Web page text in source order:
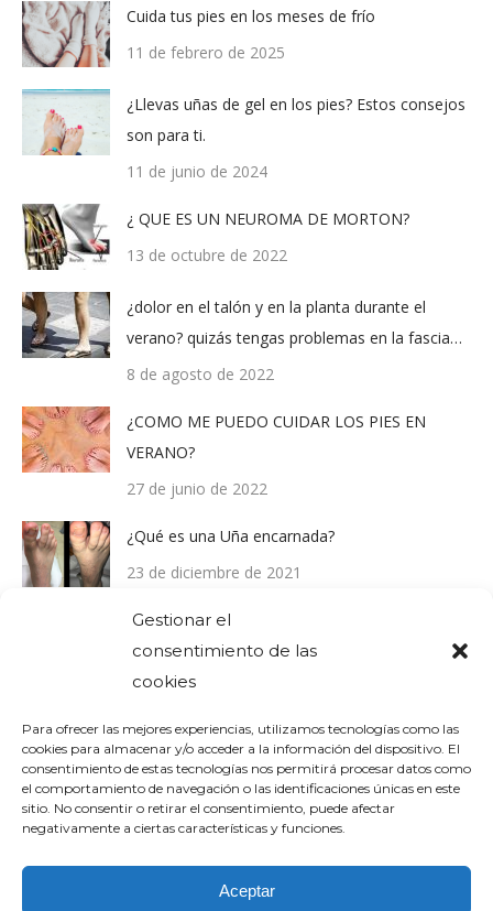
Gestionar el
consentimiento de las
cookies
Para ofrecer las mejores experiencias, utilizamos tecnologías como las
cookies para almacenar y/o acceder a la información del dispositivo. El
consentimiento de estas tecnologías nos permitirá procesar datos como
el comportamiento de navegación o las identificaciones únicas en este
sitio. No consentir o retirar el consentimiento, puede afectar
negativamente a ciertas características y funciones.
Aceptar
Cuida tus pies en los meses de frío
11 de febrero de 2025
¿Llevas uñas de gel en los pies? Estos consejos
son para ti.
11 de junio de 2024
¿ QUE ES UN NEUROMA DE MORTON?
13 de octubre de 2022
¿dolor en el talón y en la planta durante el
verano? quizás tengas problemas en la fascia…
8 de agosto de 2022
¿COMO ME PUEDO CUIDAR LOS PIES EN
VERANO?
27 de junio de 2022
¿Qué es una Uña encarnada?
23 de diciembre de 2021
Comentarios recientes